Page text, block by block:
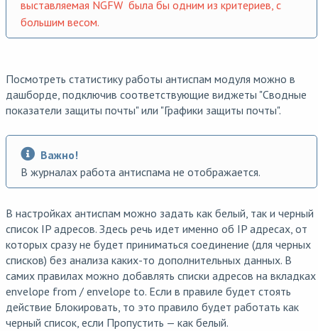
выставляемая NGFW была бы одним из критериев, с
большим весом.
Посмотреть статистику работы антиспам модуля можно в
дашборде, подключив соответствующие виджеты "Сводные
показатели защиты почты" или "Графики защиты почты".
Важно!
В журналах работа антиспама не отображается.
В настройках антиспам можно задать как белый, так и черный
список IP адресов. Здесь речь идет именно об IP адресах, от
которых сразу не будет приниматься соединение (для черных
списков) без анализа каких-то дополнительных данных. В
самих правилах можно добавлять списки адресов на вкладках
envelope from / envelope to. Если в правиле будет стоять
действие Блокировать, то это правило будет работать как
черный список, если Пропустить — как белый.